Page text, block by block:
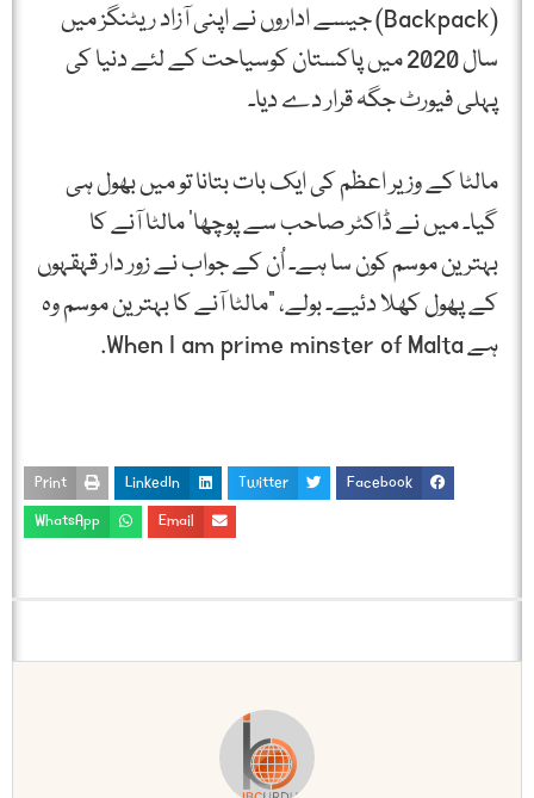
(Backpack) جیسے اداروں نے اپنی آزاد ریٹنگز میں
سال 2020 میں پاکستان کوسیاحت کے لئے دنیا کی
پہلی فیورٹ جگہ قرار دے دیا۔
مالٹا کے وزیر اعظم کی ایک بات بتانا تو میں بھول ہی
گیا۔ میں نے ڈاکٹر صاحب سے پوچھا‘ مالٹا آنے کا
بہترین موسم کون سا ہے۔ اُن کے جواب نے زور دار قہقہوں
کے پھول کھلا دئیے۔ بولے، ”مالٹا آنے کا بہترین موسم وہ
ہے When I am prime minster of Malta.
Facebook
Twitter
LinkedIn
Print
Email
WhatsApp